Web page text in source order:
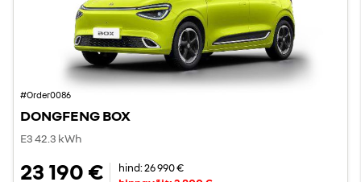
#Order0086
DONGFENG BOX
E3 42.3 kWh
23 190 € hind:26 990 €